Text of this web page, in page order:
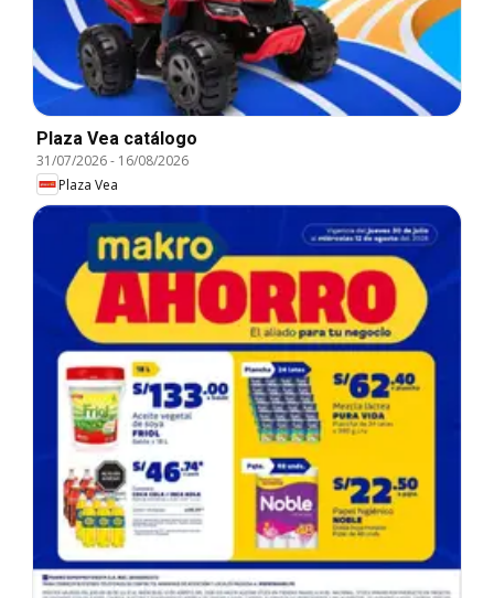
Plaza Vea catálogo
31/07/2026- 16/08/2026
Plaza Vea